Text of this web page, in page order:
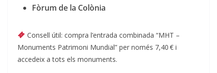
Fòrum de la Colònia
Consell útil: compra l’entrada combinada “MHT –
Monuments Patrimoni Mundial” per només 7,40 € i
accedeix a tots els monuments.